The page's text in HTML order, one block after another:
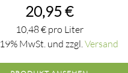
20,95 €
10,48€pro Liter
MwSt. und zzgl. Versand